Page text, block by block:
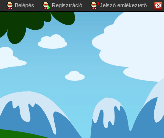
Belépés Regisztráció Jelszó emlékeztető